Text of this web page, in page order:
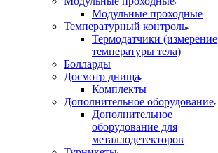
Модульные проходные
Температурный контроль
Термодатчики (измерение
температуры тела)
Болларды
Досмотр днища
Комплекты
Дополнительное оборудование
Дополнительное
оборудование для
металлодетекторов